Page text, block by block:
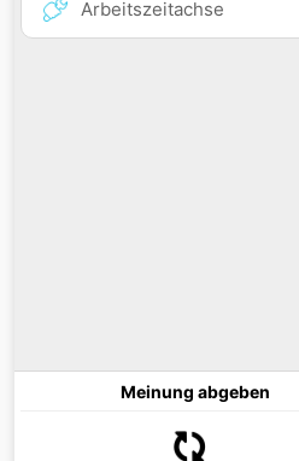
Arbeitszeitachse
Meinung abgeben